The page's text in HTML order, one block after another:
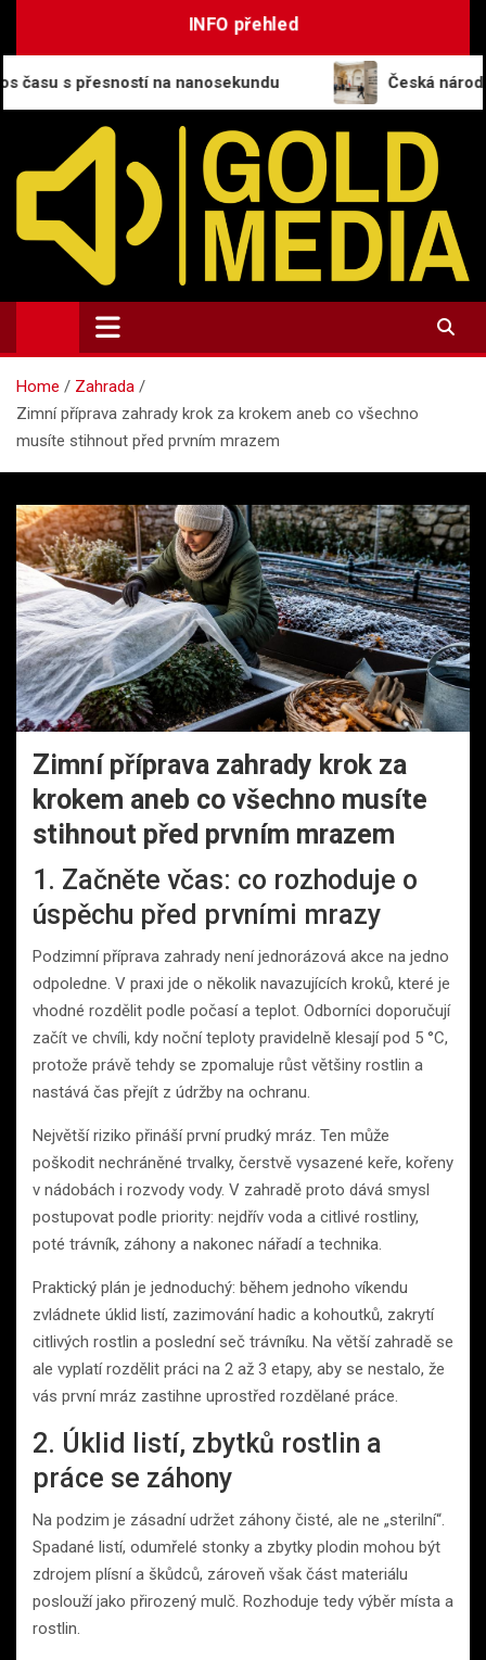
INFO přehled
na nanosekundu Česká národní banka
GoldMedia.cz
Magazín a přehled informací
Home
Zahrada
Zimní příprava zahrady krok za krokem aneb co všechno
musíte stihnout před prvním mrazem
Zimní příprava zahrady krok za
krokem aneb co všechno musíte
stihnout před prvním mrazem
1. Začněte včas: co rozhoduje o
úspěchu před prvními mrazy
Podzimní příprava zahrady není jednorázová akce na jedno
odpoledne. V praxi jde o několik navazujících kroků, které je
vhodné rozdělit podle počasí a teplot. Odborníci doporučují
začít ve chvíli, kdy noční teploty pravidelně klesají pod 5 °C,
protože právě tehdy se zpomaluje růst většiny rostlin a
nastává čas přejít z údržby na ochranu.
Největší riziko přináší první prudký mráz. Ten může
poškodit nechráněné trvalky, čerstvě vysazené keře, kořeny
v nádobách i rozvody vody. V zahradě proto dává smysl
postupovat podle priority: nejdřív voda a citlivé rostliny,
poté trávník, záhony a nakonec nářadí a technika.
Praktický plán je jednoduchý: během jednoho víkendu
zvládnete úklid listí, zazimování hadic a kohoutků, zakrytí
citlivých rostlin a poslední seč trávníku. Na větší zahradě se
ale vyplatí rozdělit práci na 2 až 3 etapy, aby se nestalo, že
vás první mráz zastihne uprostřed rozdělané práce.
2. Úklid listí, zbytků rostlin a
práce se záhony
Na podzim je zásadní udržet záhony čisté, ale ne „sterilní“.
Spadané listí, odumřelé stonky a zbytky plodin mohou být
zdrojem plísní a škůdců, zároveň však část materiálu
poslouží jako přirozený mulč. Rozhoduje tedy výběr místa a
rostlin.